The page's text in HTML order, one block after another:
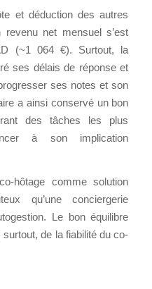
et déduction des autres
net mensuel s’est
(~1 064 €). Surtout, la
ses délais de réponse et
ses notes et son
a ainsi conservé un bon
des tâches les plus
à son implication
hôtage comme solution
qu’une conciergerie
Le bon équilibre
de la fiabilité du co-